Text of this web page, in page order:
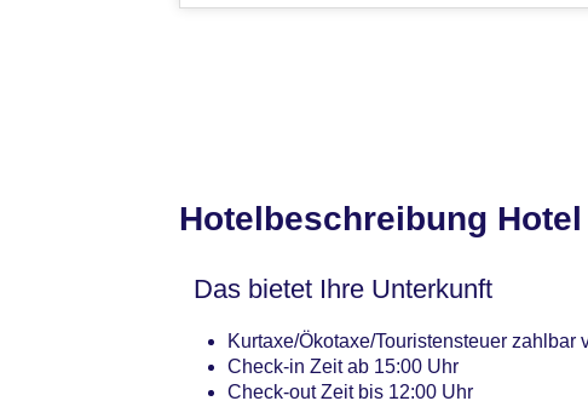
Hotelbeschreibung
Das bietet Ihre Unterkunft
Kurtaxe/Ökotaxe/Touristensteuer zahlbar
Check-in Zeit ab 15:00 Uhr
Check-out Zeit bis 12:00 Uhr